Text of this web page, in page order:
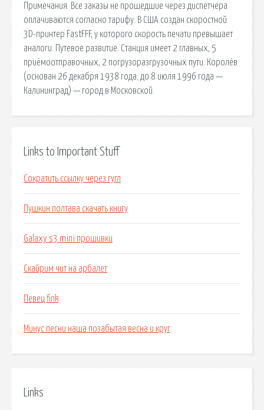
Примечания. Все заказы не прошедшие через диспетчера
оплачиваются согласно тарифу. В США создан скоростной
3D-принтер FastFFF, у которого скорость печати превышает
аналоги. Путевое развитие. Станция имеет 2 главных, 5
приёмоотправочных, 2 погрузоразгрузочных пути. Королёв
(основан 26 декабря 1938 года; до 8 июля 1996 года —
Калининград) — город в Московской.
Links to Important Stuff
Сократить ссылку через гугл
Пушкин полтава скачать книгу
Galaxy s3 mini прошивки
Скайрим чит на арбалет
Певец fink
Минус песни наша позабытая весна и круг
Links